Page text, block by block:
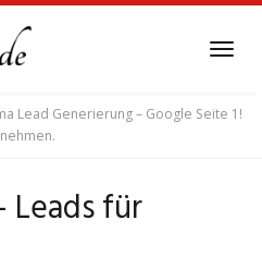
Lead Generierung – Google Seite 1!
Leads für